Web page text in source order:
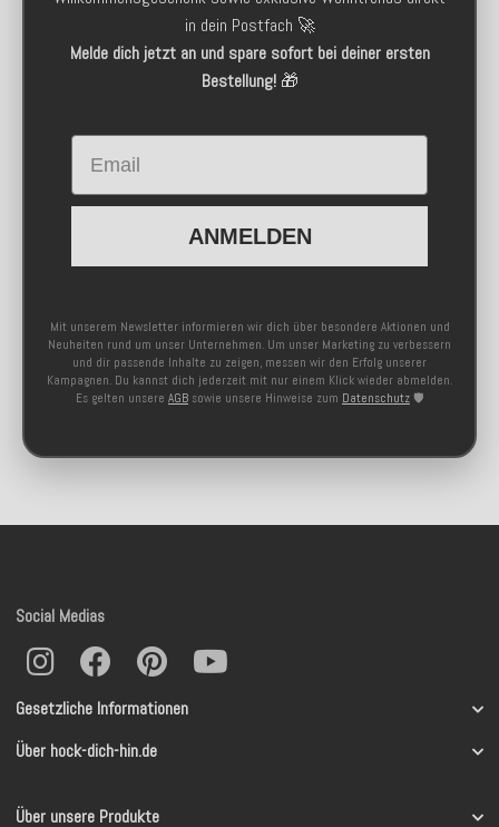
in dein Postfach 🚀
Melde dich jetzt an und spare sofort bei deiner ersten
Bestellung!🎁
Email
ANMELDEN
Mit unserem Newsletter informieren wir dich über besondere Aktionen und
Neuheiten rund um unser Unternehmen. Um unser Marketing zu verbessern
und dir passende Inhalte zu zeigen, messen wir den Erfolg unserer
Kampagnen. Du kannst dich jederzeit mit nur einem Klick wieder abmelden.
Es gelten unsere AGB sowie unsere Hinweise zum Datenschutz 🛡️
Gesetzliche Informationen
Über hock-dich-hin.de
Über unsere Produkte
Social Medias